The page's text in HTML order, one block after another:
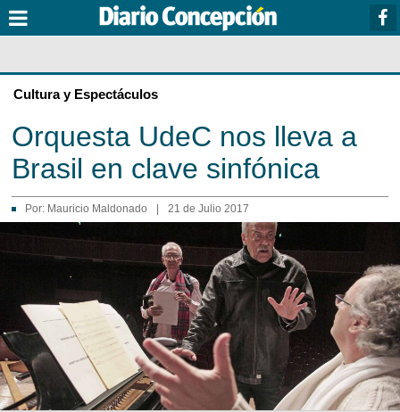
Cultura y Espectáculos
Orquesta UdeC nos lleva a
Brasil en clave sinfónica
Por: Mauricio Maldonado 21 de Julio 2017